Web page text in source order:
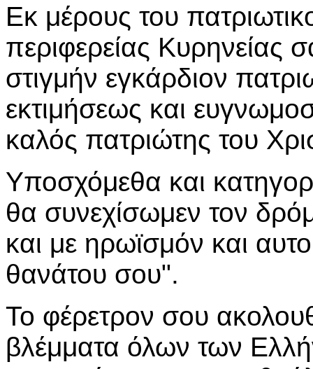
Εκ μέρους του
περιφερείας Κυρηνείας
στιγμήν εγκάρδιον
εκτιμήσεως και
καλός πατριώτης του
Υποσχόμεθα και
θα συνεχίσωμεν τον
και με ηρωϊσμόν και
θανάτου σου".
Το φέρετρον σου
βλέμματα όλων των